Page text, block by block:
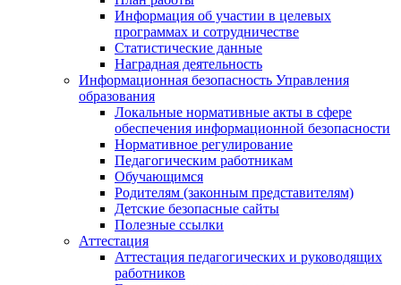
Информация об участии в целевых
программах и сотрудничестве
Статистические данные
Наградная деятельность
Информационная безопасность Управления
образования
Локальные нормативные акты в сфере
обеспечения информационной безопасности
Нормативное регулирование
Педагогическим работникам
Обучающимся
Родителям (законным представителям)
Детские безопасные сайты
Полезные ссылки
Аттестация
Аттестация педагогических и руководящих
работников